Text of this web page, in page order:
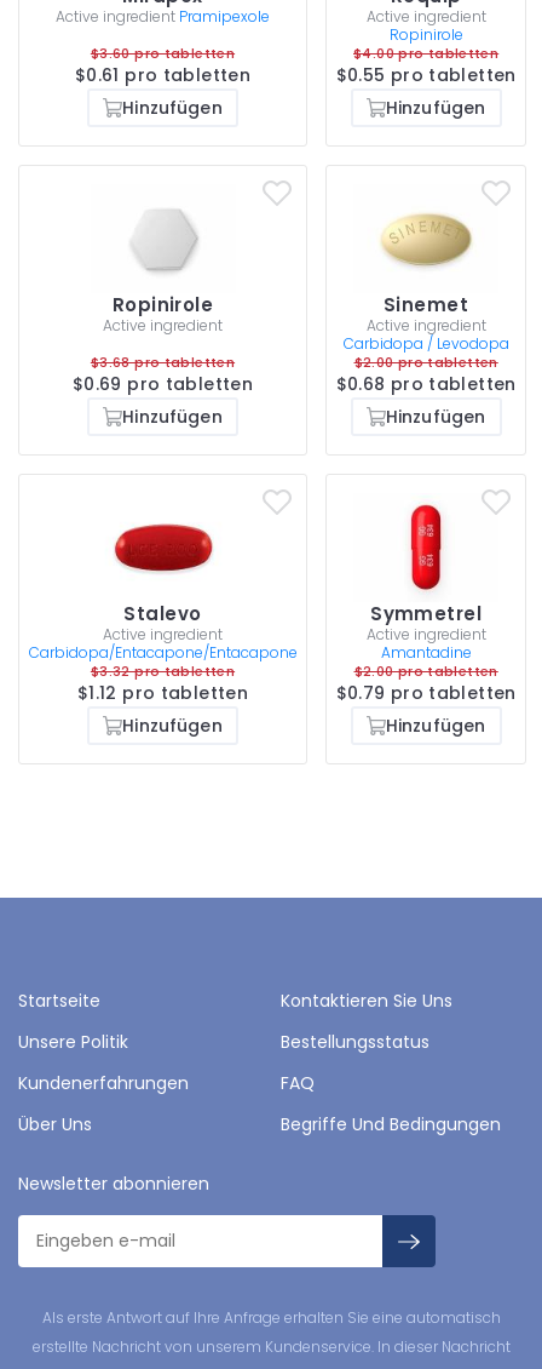
Active ingredient Pramipexole
$3.60 pro tabletten
$0.61 pro tabletten
Hinzufügen
Active ingredient
Ropinirole
$4.00 pro tabletten
$0.55 pro tabletten
Hinzufügen
Ropinirole
Active ingredient
$3.68 pro tabletten
$0.69 pro tabletten
Hinzufügen
Sinemet
Active ingredient
Carbidopa / Levodopa
$2.00 pro tabletten
$0.68 pro tabletten
Hinzufügen
Stalevo
Active ingredient
Carbidopa/Entacapone/Entacapone
$3.32 pro tabletten
$1.12 pro tabletten
Hinzufügen
Symmetrel
Active ingredient
Amantadine
$2.00 pro tabletten
$0.79 pro tabletten
Hinzufügen
Startseite
Kontaktieren Sie Uns
Unsere Politik
Bestellungsstatus
Kundenerfahrungen
FAQ
Über Uns
Begriffe Und Bedingungen
Newsletter abonnieren
Als erste Antwort auf Ihre Anfrage erhalten Sie eine automatisch
erstellte Nachricht von unserem Kundenservice. In dieser Nachricht